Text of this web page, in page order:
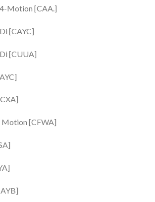
Motion [CAA.]
[CAYC]
[CUUA]
Motion [CFWA]